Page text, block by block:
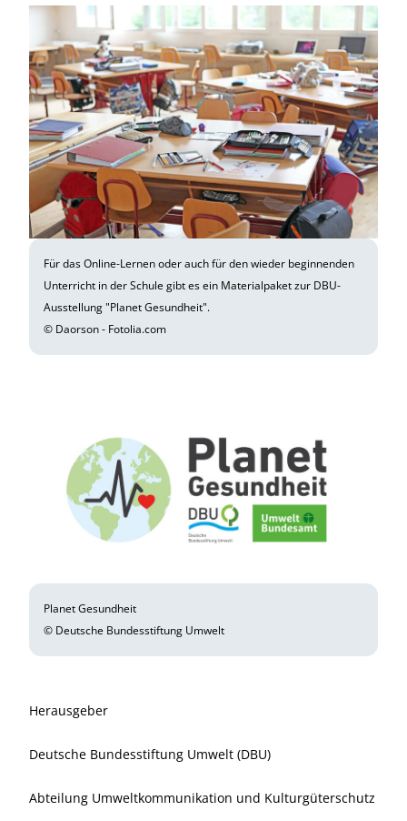
Für das Online-Lernen oder auch für den wieder beginnenden
Unterricht in der Schule gibt es ein Materialpaket zur DBU-
Ausstellung "Planet Gesundheit".
© Daorson - Fotolia.com
Planet Gesundheit
© Deutsche Bundesstiftung Umwelt
Herausgeber
Deutsche Bundesstiftung Umwelt (DBU)
Abteilung Umweltkommunikation und Kulturgüterschutz